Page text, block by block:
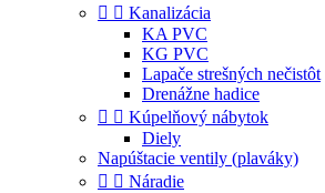
  Kanalizácia
KA PVC
KG PVC
Lapače strešných nečistôt
Drenážne hadice
  Kúpelňový nábytok
Diely
Napúštacie ventily (plaváky)
  Náradie